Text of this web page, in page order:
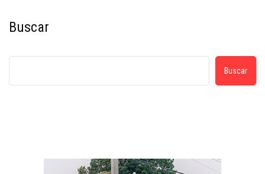
Buscar
Buscar